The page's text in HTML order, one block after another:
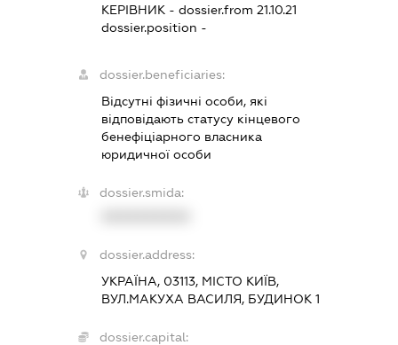
КЕРІВНИК - dossier.from 21.10.21
dossier.position -
dossier.beneficiaries:
Відсутні фізичні особи, які
відповідають статусу кінцевого
бенефіціарного власника
юридичної особи
dossier.smida:
dossier.address:
УКРАЇНА, 03113, МІСТО КИЇВ,
ВУЛ.МАКУХА ВАСИЛЯ, БУДИНОК 1
dossier.capital: